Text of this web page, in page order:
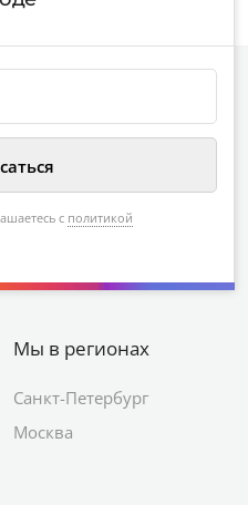
с политикой
Мы в регионах
Санкт-Петербург
Москва